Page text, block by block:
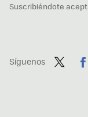
Suscribiéndote
Síguenos